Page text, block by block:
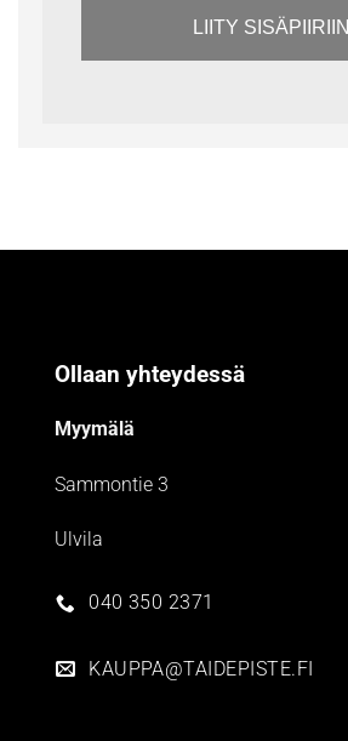
LIITY SISÄPIIRIIN
Ollaan yhteydessä
Myymälä
Sammontie 3
Ulvila
040 350 2371
KAUPPA@TAIDEPISTE.FI